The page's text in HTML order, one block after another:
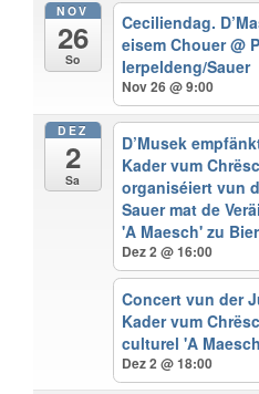
NOV
26
So
Ceciliendag.
eisem Chouer@
Ierpeldeng/Sauer
Nov 26 @ 9:00
DEZ
2
Sa
D’Musek
Kader vum
organiséiert vun
Sauer mat de
'A Maesch' zu
Dez 2 @ 16:00
Concert vun der
Kader vum
culturel 'A
Dez 2 @ 18:00